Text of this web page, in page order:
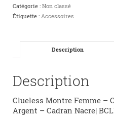
Catégorie : Non classé
Étiquette : Accessoires
Description
Description
Clueless Montre Femme –
Argent – Cadran Nacre|